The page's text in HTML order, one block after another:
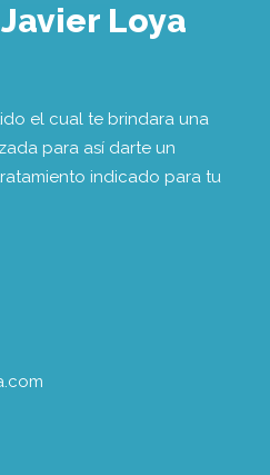
Loya
el cual te brindara una
para así darte un
indicado para tu